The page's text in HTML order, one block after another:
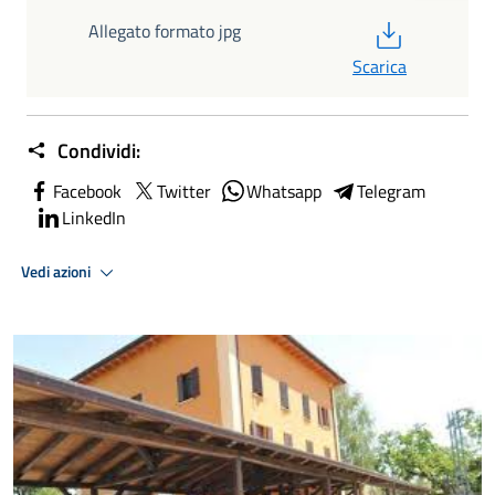
Allegato formato jpg
Scarica
Condividi:
Facebook Twitter Whatsapp
Telegram
LinkedIn
Vedi azioni